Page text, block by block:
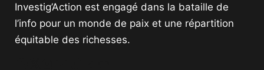
Investig’Action est engagé dans la bataille de
l’info pour un monde de paix et une répartition
équitable des richesses.